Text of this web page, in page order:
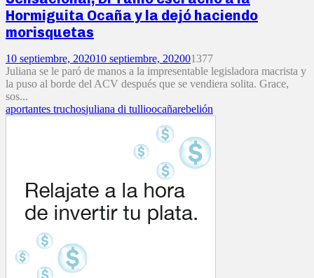
Hormiguita Ocaña y la dejó haciendo
morisquetas
10 septiembre, 202010 septiembre, 202001377
Juliana se le paró de manos a la impresentable legisladora macrista y
la puso al borde del ACV después que se vendiera solita. Grace,
sos...
aportantes truchosjuliana di tullioocañarebelión